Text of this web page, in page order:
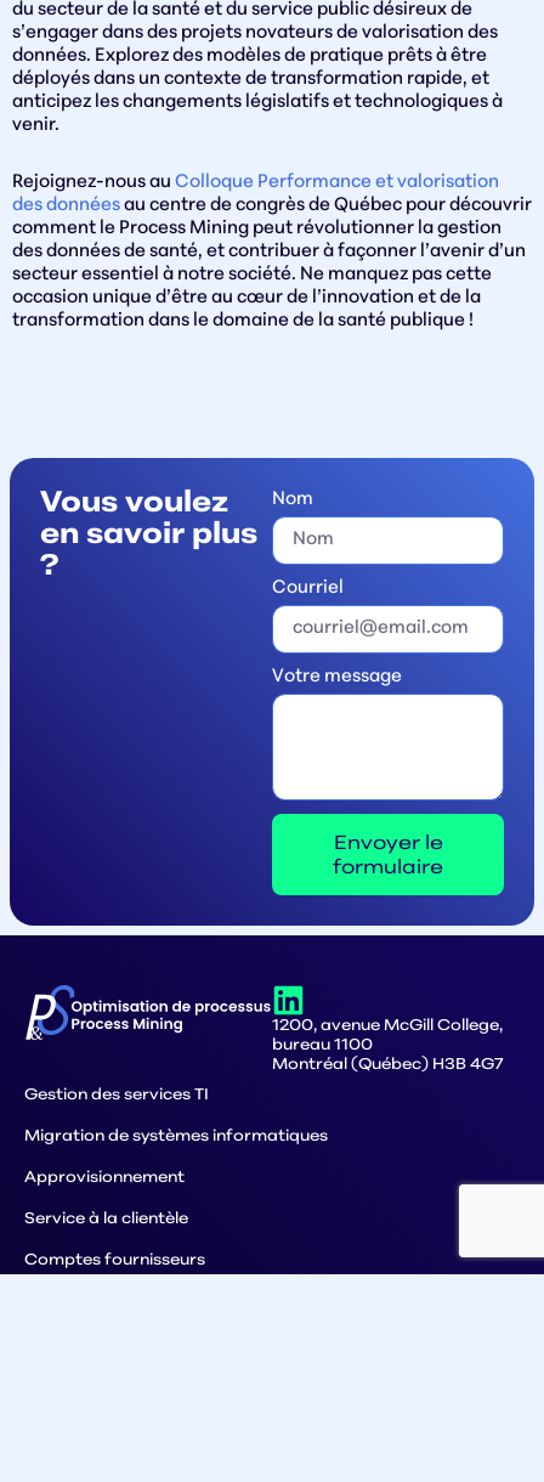
du secteur de la santé et du service public désireux de
s’engager dans des projets novateurs de valorisation des
données. Explorez des modèles de pratique prêts à être
déployés dans un contexte de transformation rapide, et
anticipez les changements législatifs et technologiques à
venir.
Rejoignez-nous au Colloque Performance et valorisation
des données au centre de congrès de Québec pour découvrir
comment le Process Mining peut révolutionner la gestion
des données de santé, et contribuer à façonner l’avenir d’un
secteur essentiel à notre société. Ne manquez pas cette
occasion unique d’être au cœur de l’innovation et de la
transformation dans le domaine de la santé publique !
Vous voulez
en savoir plus
?
Nom
Courriel
Votre message
Envoyer le
formulaire
1200, avenue McGill College,
bureau 1100
Montréal (Québec) H3B 4G7
Gestion des services TI
Migration de systèmes informatiques
Approvisionnement
Service à la clientèle
Comptes fournisseurs